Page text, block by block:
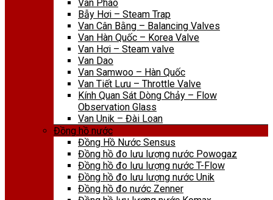
Van Phao
Bẫy Hơi – Steam Trap
Van Cân Bằng – Balancing Valves
Van Hàn Quốc – Korea Valve
Van Hơi – Steam valve
Van Dao
Van Samwoo – Hàn Quốc
Van Tiết Lưu – Throttle Valve
Kính Quan Sát Dòng Chảy – Flow
Observation Glass
Van Unik – Đài Loan
Đồng hồ nước
Đồng Hồ Nước Sensus
Đồng hồ đo lưu lượng nước Powogaz
Đồng hồ đo lưu lượng nước T-Flow
Đồng hồ đo lưu lượng nước Unik
Đồng hồ đo nước Zenner